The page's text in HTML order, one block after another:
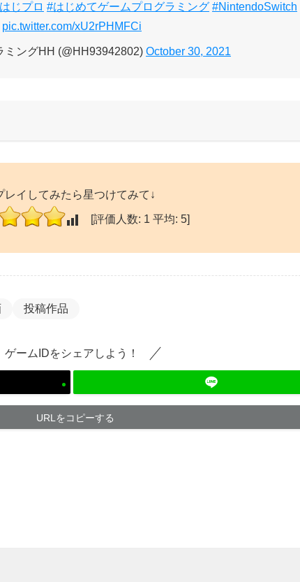
じプロ #はじめてゲームプログラミング #NintendoSwitch
pic.twitter.com/xU2rPHMFCi
ングHH (@HH93942802) October 30, 2021
レイしてみたら星つけてみて↓
[評価人数: 1 平均: 5]
投稿作品
ゲームIDをシェアしよう！
URLをコピーする